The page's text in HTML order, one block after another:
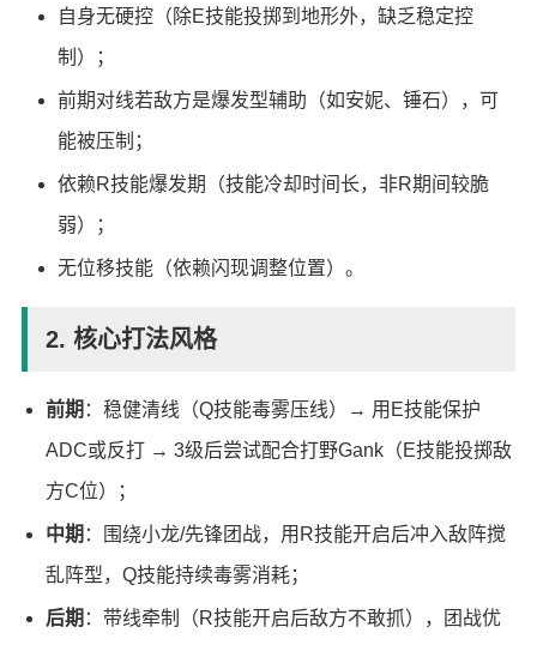
自身无硬控（除E技能投掷到地形外，缺乏稳定控
制）；
前期对线若敌方是爆发型辅助（如安妮、锤石），可
能被压制；
依赖R技能爆发期（技能冷却时间长，非R期间较脆
弱）；
无位移技能（依赖闪现调整位置）。
2. 核心打法风格
前期 ：稳健清线（Q技能毒雾压线）→ 用E技能保护
ADC或反打 → 3级后尝试配合打野Gank（E技能投掷敌
方C位）；
中期 ：围绕小龙/先锋团战，用R技能开启后冲入敌阵搅
乱阵型，Q技能持续毒雾消耗；
后期 ：带线牵制（R技能开启后敌方不敢抓），团战优